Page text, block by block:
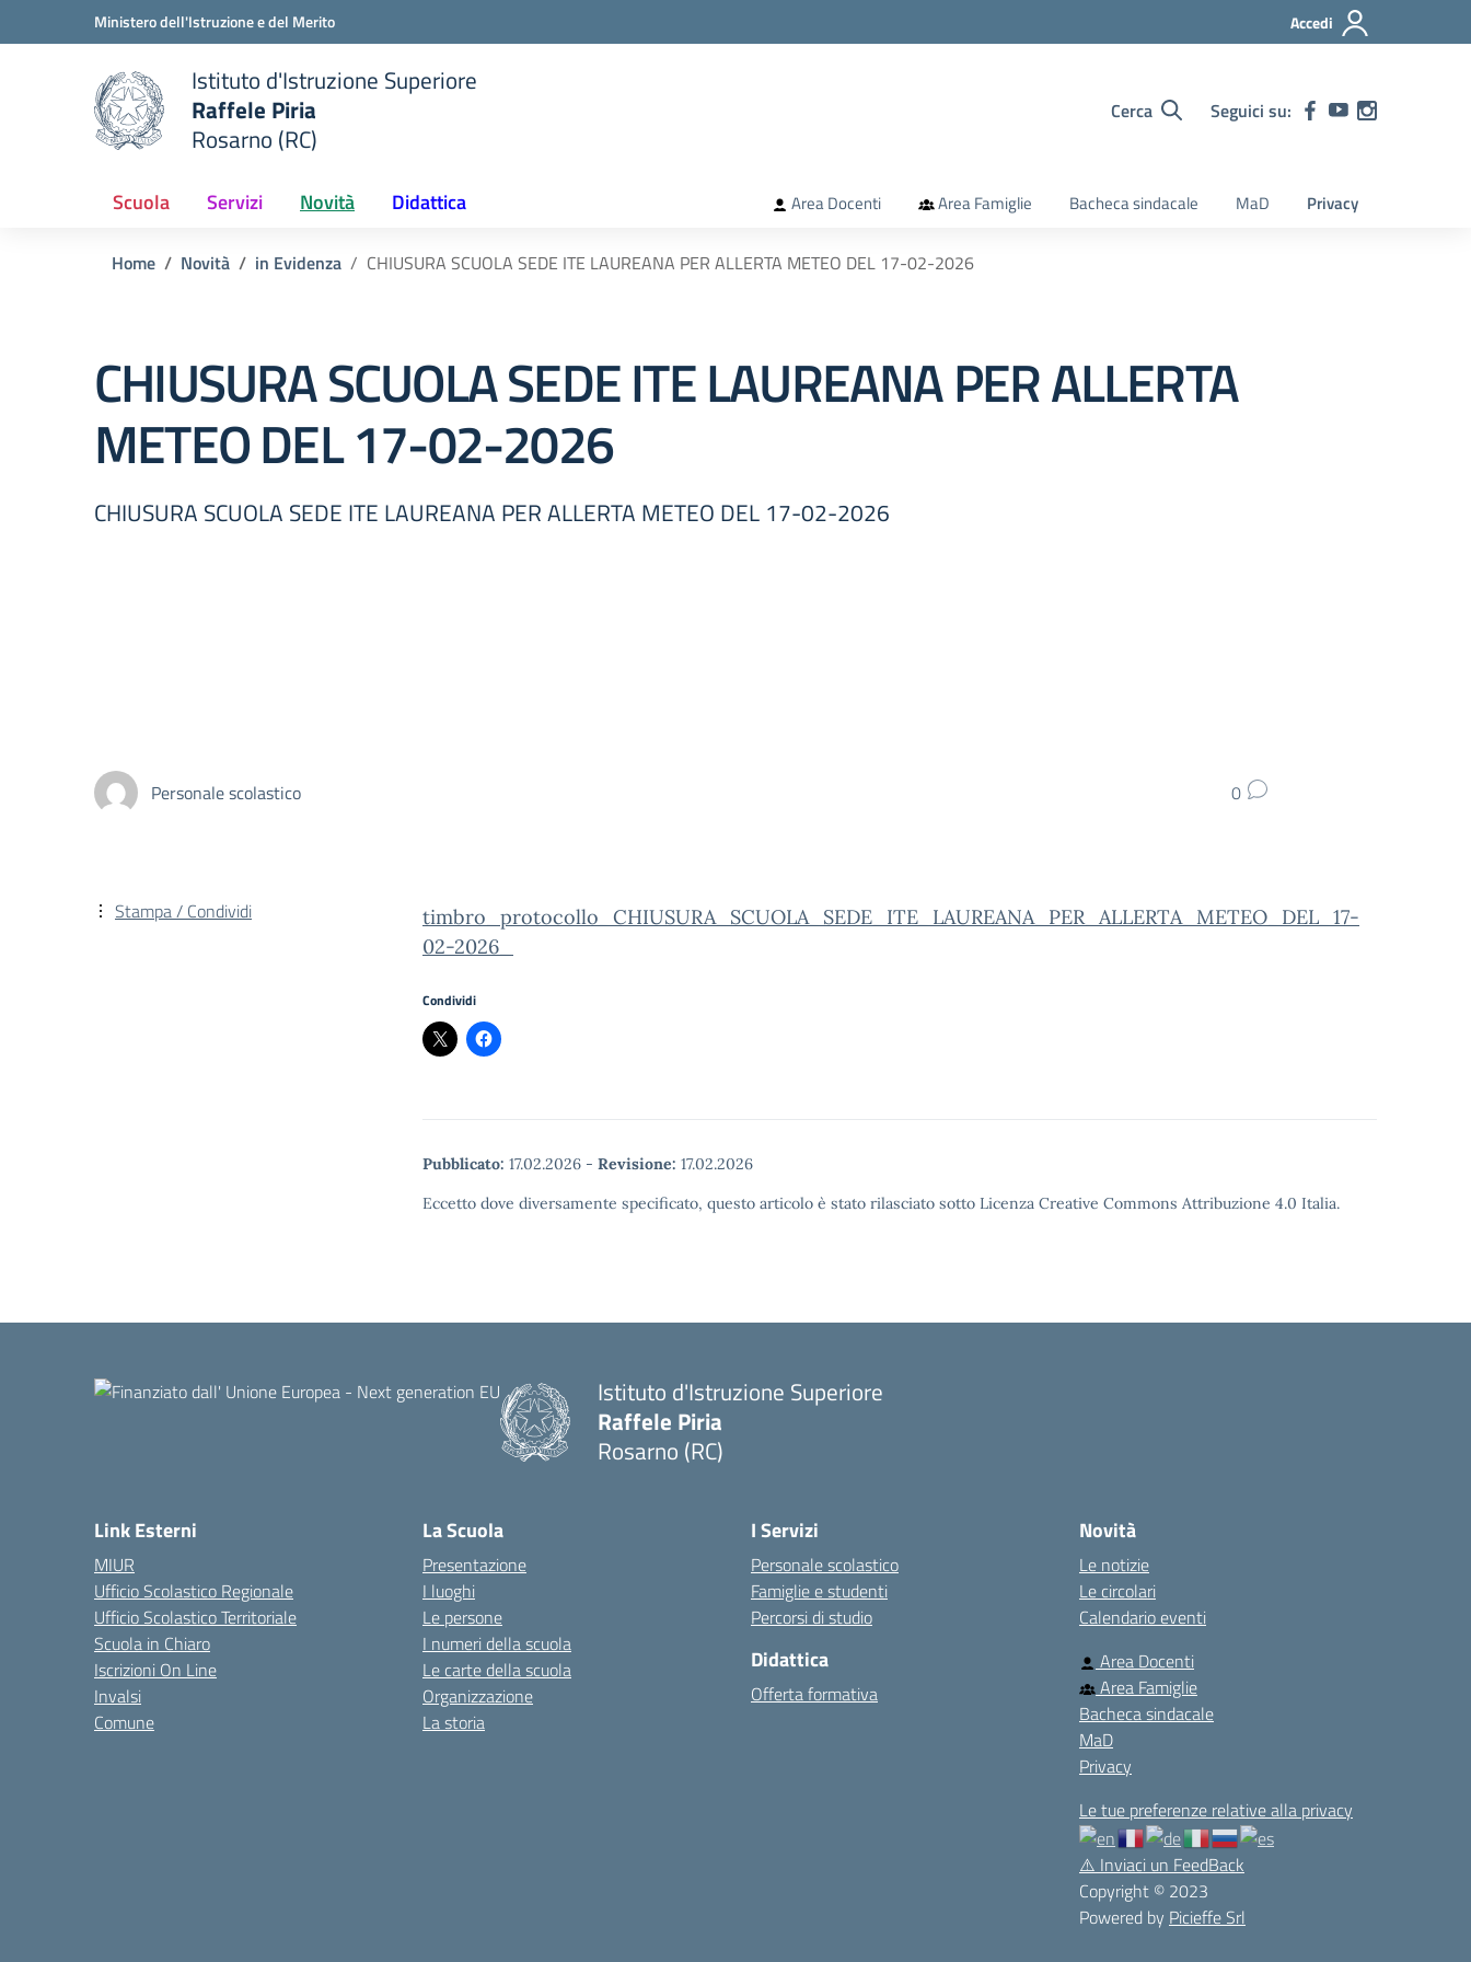
Vai ai contenuti
Vai al menu di navigazioneMinistero dell'Istruzione e del Merito Accedi
scuola
Istituto d'Istruzione Superiore
Raffele Piria
Rosarno (RC)
Cerca Seguici su:
Scuola Servizi Novità Didattica Area Docenti Area Famiglie Bacheca sindacale MaD Privacy
Home Novità in Evidenza CHIUSURA SCUOLA SEDE ITE LAUREANA PER ALLERTA METEO DEL 17-02-2026
CHIUSURA SCUOLA SEDE ITE LAUREANA PER ALLERTA
METEO DEL 17-02-2026
CHIUSURA SCUOLA SEDE ITE LAUREANA PER ALLERTA METEO DEL 17-02-2026
Personale scolastico 0
timbro_protocollo_CHIUSURA_SCUOLA_SEDE_ITE_LAUREANA_PER_ALLERTA_METEO_DEL_17-
02-2026_
Condividi
Pubblicato: 17.02.2026 - Revisione: 17.02.2026
Eccetto dove diversamente specificato, questo articolo è stato rilasciato sotto Licenza Creative Commons Attribuzione 4.0 Italia.
Stampa / Condividi
Istituto d'Istruzione Superiore
Raffele Piria
Rosarno (RC)
Link Esterni
MIUR
Ufficio Scolastico Regionale
Ufficio Scolastico Territoriale
Scuola in Chiaro
Iscrizioni On Line
Invalsi
Comune
La Scuola
Presentazione
I luoghi
Le persone
I numeri della scuola
Le carte della scuola
Organizzazione
La storia
I Servizi
Personale scolastico
Famiglie e studenti
Percorsi di studio
Didattica
Offerta formativa
Novità
Le notizie
Le circolari
Calendario eventi
Area Docenti
Area Famiglie
Bacheca sindacale
MaD
Privacy
Le tue preferenze relative alla privacy
⚠️ Inviaci un FeedBack
Copyright © 2023
Powered by Picieffe Srl